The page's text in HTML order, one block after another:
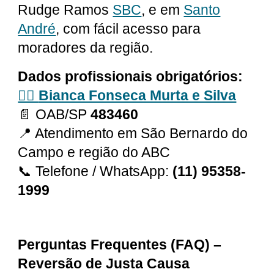
Rudge Ramos SBC, e em Santo
André, com fácil acesso para
moradores da região.
Dados profissionais obrigatórios:
👩‍⚖️ Bianca Fonseca Murta e Silva
📄 OAB/SP483460
📍 Atendimento em São Bernardo do
Campo e região do ABC
📞 Telefone / WhatsApp: (11) 95358-
1999
Perguntas Frequentes (FAQ) –
Reversão de Justa Causa